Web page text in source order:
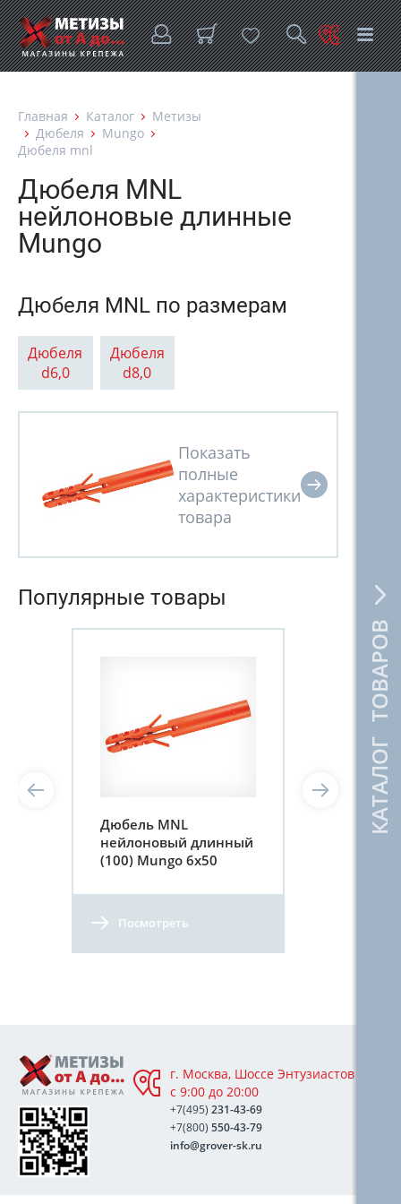
КАТАЛОГ ТОВАРОВ
Главная Каталог
Метизы
Дюбеля
Mungo
Дюбеля mnl
Дюбеля MNL
нейлоновые длинные
Mungo
Дюбеля MNL по размерам
Дюбеля
d6,0
Дюбеля
d8,0
Популярные товары
Дюбель MNL
нейлоновый длинный
(100) Mungo 6х50
Посмотреть
г. Москва, Шоссе Энтузиастов 76А,
с 9:00 до 20:00
+7(495) 231-43-69
+7(800) 550-43-79
info@grover-sk.ru